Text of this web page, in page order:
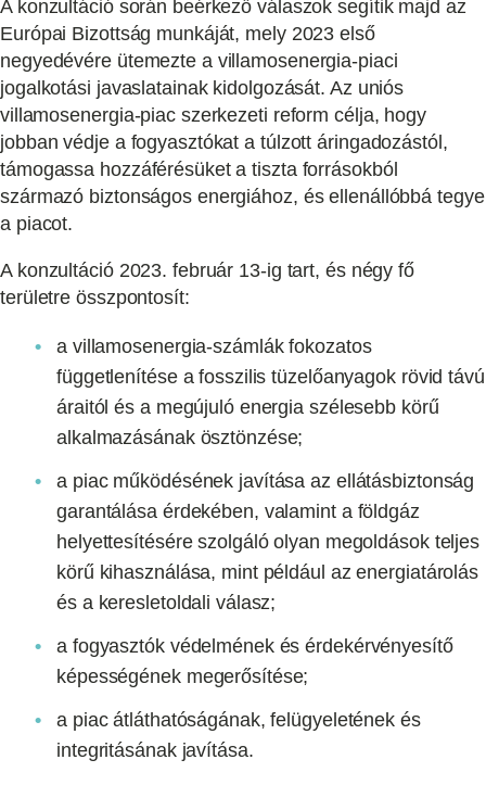
A konzultáció során beérkező válaszok segítik majd az
Európai Bizottság munkáját, mely 2023 első
negyedévére ütemezte a villamosenergia-piaci
jogalkotási javaslatainak kidolgozását. Az uniós
villamosenergia-piac szerkezeti reform célja, hogy
jobban védje a fogyasztókat a túlzott áringadozástól,
támogassa hozzáférésüket a tiszta forrásokból
származó biztonságos energiához, és ellenállóbbá tegye
a piacot.
A konzultáció 2023. február 13-ig tart, és négy fő
területre összpontosít:
a villamosenergia-számlák fokozatos
függetlenítése a fosszilis tüzelőanyagok rövid távú
áraitól és a megújuló energia szélesebb körű
alkalmazásának ösztönzése;
a piac működésének javítása az ellátásbiztonság
garantálása érdekében, valamint a földgáz
helyettesítésére szolgáló olyan megoldások teljes
körű kihasználása, mint például az energiatárolás
és a keresletoldali válasz;
a fogyasztók védelmének és érdekérvényesítő
képességének megerősítése;
a piac átláthatóságának, felügyeletének és
integritásának javítása.